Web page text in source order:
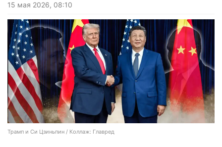
15 мая 2026, 08:10
Трамп и Си Цзиньпин / Коллаж: Главред